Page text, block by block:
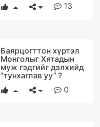
13
Баярцогттон хүртэл
Монголыг Хятадын
муж гэдгийг дэлхийд
”тунхаглав уу” ?
0